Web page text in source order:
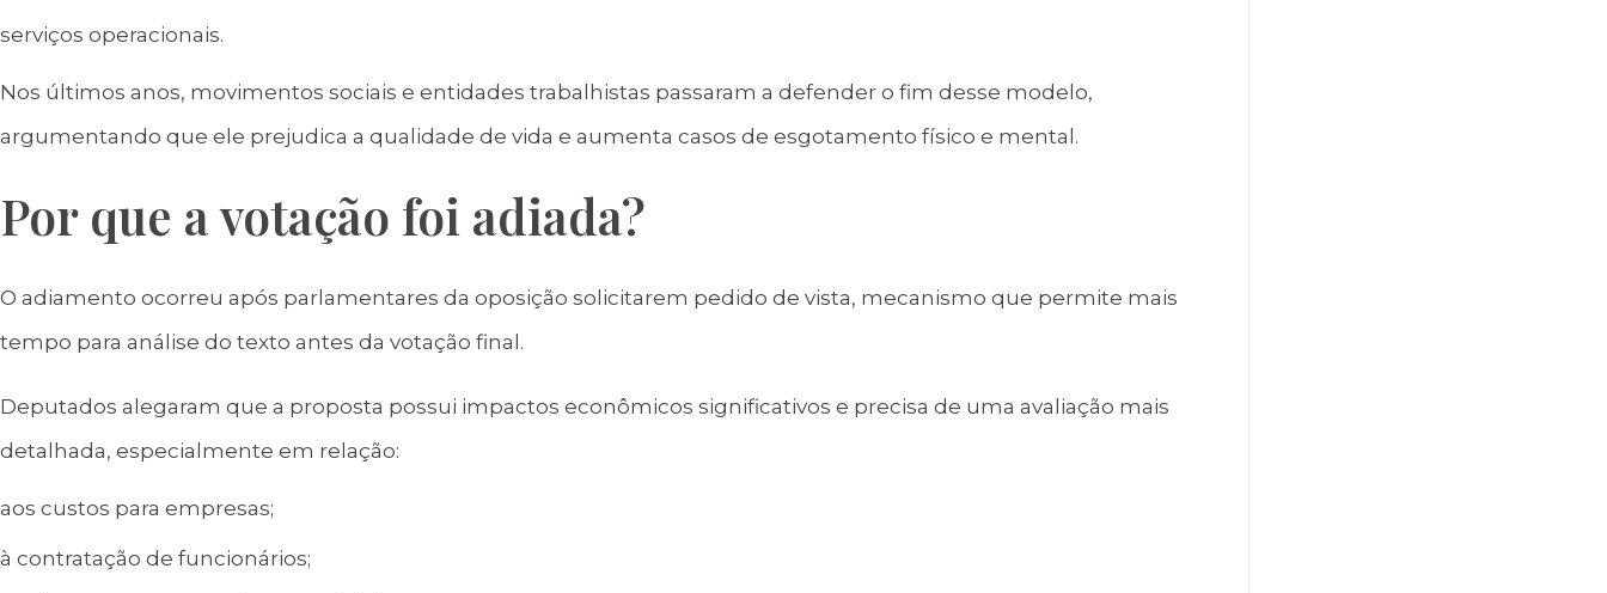
serviços operacionais.
Nos últimos anos, movimentos sociais e entidades trabalhistas passaram a defender o fim desse modelo,
argumentando que ele prejudica a qualidade de vida e aumenta casos de esgotamento físico e mental.
Por que a votação foi adiada?
O adiamento ocorreu após parlamentares da oposição solicitarem pedido de vista, mecanismo que permite mais
tempo para análise do texto antes da votação final.
Deputados alegaram que a proposta possui impactos econômicos significativos e precisa de uma avaliação mais
detalhada, especialmente em relação:
aos custos para empresas;
à contratação de funcionários;